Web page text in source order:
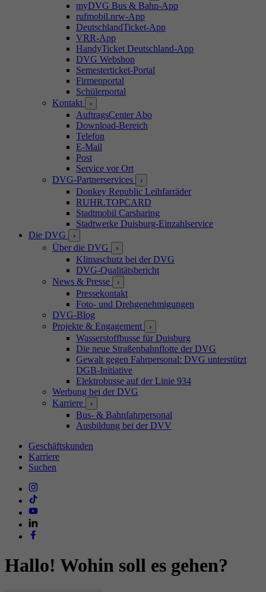
myDVG Bus & Bahn-App
rufmobil.nrw-App
DeutschlandTicket-App
VRR-App
HandyTicket Deutschland-App
DVG Webshop
Semesterticket-Portal
Firmenportal
Schülerportal
Kontakt
›
AuftragsCenter Abo
Download-Bereich
Telefon
E-Mail
Post
Service vor Ort
DVG-Partnerservices
›
Donkey Republic Leihfarräder
RUHR.TOPCARD
Stadtmobil Carsharing
Stadtwerke Duisburg-Einzahlservice
Die DVG
›
Über die DVG ›
Klimaschutz bei der DVG
DVG-Qualitätsbericht
News & Presse
›
Pressekontakt
Foto- und Drehgenehmigungen
DVG-Blog
Projekte & Engagement
›
Wasserstoffbusse für Duisburg
Die neue Straßenbahnflotte der DVG
Gewalt gegen Fahrpersonal: DVG unterstützt
DGB-Initiative
Elektrobusse auf der Linie 934
Werbung bei der DVG
Karriere
›
Bus- & Bahnfahrpersonal
Ausbildung bei der DVV
Geschäftskunden
Karriere
Suchen
Hallo! Wohin soll es gehen?